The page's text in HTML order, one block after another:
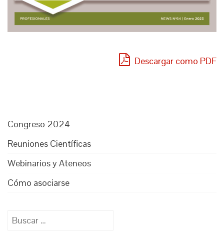
Descargar como PDF
Congreso 2024
Reuniones Científicas
Webinarios y Ateneos
Cómo asociarse
Buscar: